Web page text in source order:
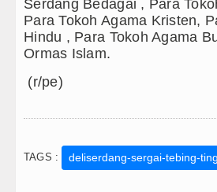
Serdang Bedagai , Para
Para Tokoh Agama Kristen,
Hindu , Para Tokoh Agama
Ormas Islam.
(r/pe)
TAGS : deliserdang-sergai-tebing-